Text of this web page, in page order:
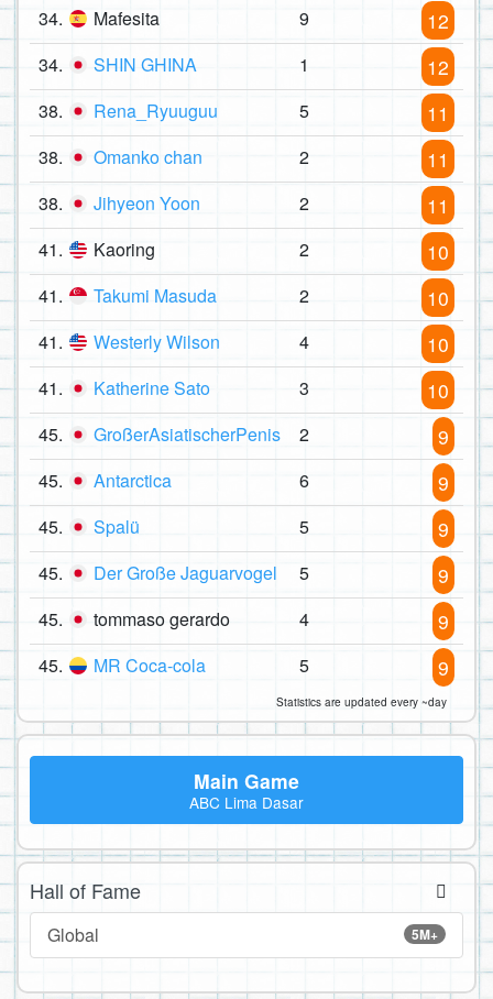
34. Mafesita 9 12
34. SHIN GHINA 1 12
38. Rena_Ryuuguu 5 11
38. Omanko chan 2 11
38. Jihyeon Yoon 2 11
41. Kaoring 2 10
41. Takumi Masuda 2 10
41. Westerly Wilson 4 10
41. Katherine Sato 3 10
45. GroßerAsiatischerPenis 2 9
45. Antarctica 6 9
45. Spalü 5 9
45. Der Große Jaguarvogel 5 9
45. tommaso gerardo 4 9
45. MR Coca-cola 5 9
Statistics are updated every ~day
Main Game
ABC Lima Dasar
Hall of Fame
5M+
Global